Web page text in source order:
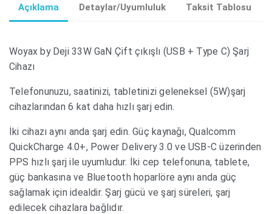
Açıklama Detaylar/Uyumluluk Taksit Tablosu
Woyax by Deji 33W GaN Çift çıkışlı (USB + Type C) Şarj
Cihazı
Telefonunuzu, saatinizi, tabletinizi geleneksel (5W)şarj
cihazlarından 6 kat daha hızlı şarj edin.
İki cihazı aynı anda şarj edin. Güç kaynağı, Qualcomm
QuickCharge 4.0+, Power Delivery 3.0 ve USB-C üzerinden
PPS hızlı şarj ile uyumludur. İki cep telefonuna, tablete,
güç bankasına ve Bluetooth hoparlöre aynı anda güç
sağlamak için idealdir. Şarj gücü ve şarj süreleri, şarj
edilecek cihazlara bağlıdır.